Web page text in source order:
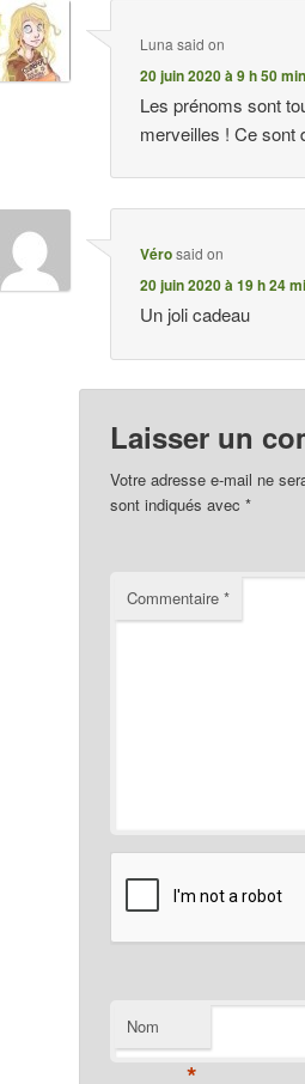
Luna said on
20 juin 2020 à 9 h 50 min
Les prénoms sont
merveilles ! Ce sont
Vérosaid on
20 juin 2020 à 19 h 24
Un joli cadeau
Laisser un
Votre adresse e-mail ne
sont indiqués avec *
Commentaire *
Nom
*